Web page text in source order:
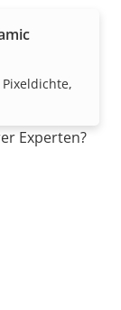
von Axis,
Experten?